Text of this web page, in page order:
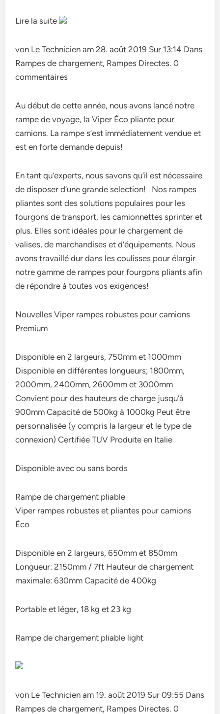
Lire la suite
von Le Technicien am 28. août 2019 Sur 13:14 Dans
Rampes de chargement, Rampes Directes. 0
commentaires
Au début de cette année, nous avons lancé notre
rampe de voyage, la Viper Éco pliante pour
camions. La rampe s’est immédiatement vendue et
est en forte demande depuis!
En tant qu’experts, nous savons qu’il est nécessaire
de disposer d’une grande selection! Nos rampes
pliantes sont des solutions populaires pour les
fourgons de transport, les camionnettes sprinter et
plus. Elles sont idéales pour le chargement de
valises, de marchandises et d’équipements. Nous
avons travaillé dur dans les coulisses pour élargir
notre gamme de rampes pour fourgons pliants afin
de répondre à toutes vos exigences!
Nouvelles Viper rampes robustes pour camions
Premium
Disponible en 2 largeurs, 750mm et 1000mm
Disponible en différentes longueurs; 1800mm,
2000mm, 2400mm, 2600mm et 3000mm
Convient pour des hauteurs de charge jusqu’à
900mm Capacité de 500kg à 1000kg Peut être
personnalisée (y compris la largeur et le type de
connexion) Certifiée TUV Produite en Italie
Disponible avec ou sans bords
Rampe de chargement pliable
Viper rampes robustes et pliantes pour camions
Éco
Disponible en 2 largeurs, 650mm et 850mm
Longueur: 2150mm / 7ft Hauteur de chargement
maximale: 630mm Capacité de 400kg
Portable et léger, 18 kg et 23 kg
Rampe de chargement pliable light
von Le Technicien am 19. août 2019 Sur 09:55 Dans
Rampes de chargement, Rampes Directes. 0